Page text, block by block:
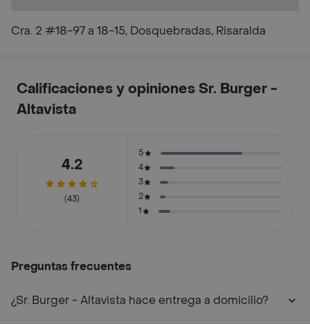
Cra. 2 #18-97 a 18-15, Dosquebradas, Risaralda
Calificaciones y opiniones Sr. Burger -
Altavista
4.2
(43)
5
4
3
2
1
Preguntas frecuentes
¿Sr. Burger - Altavista hace entrega a domicilio?